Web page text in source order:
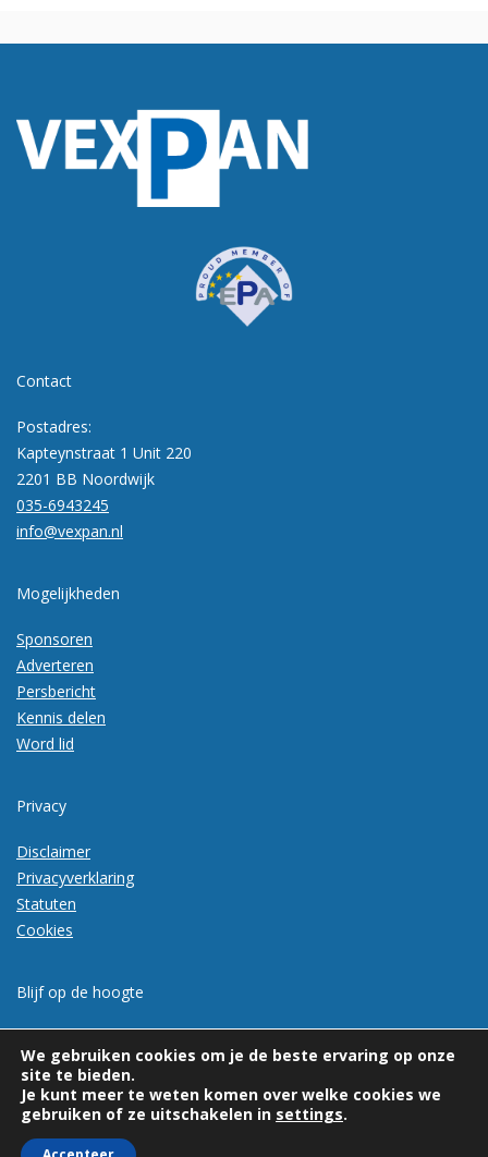
Contact
Postadres:
Kapteynstraat 1 Unit 220
2201 BB Noordwijk
035-6943245
info@vexpan.nl
Mogelijkheden
Sponsoren
Adverteren
Persbericht
Kennis delen
Word lid
Privacy
Disclaimer
Privacyverklaring
Statuten
Cookies
Blijf op de hoogte
We gebruiken cookies om je de beste ervaring op onze
site te bieden.
Je kunt meer te weten komen over welke cookies we
gebruiken of ze uitschakelen in settings.